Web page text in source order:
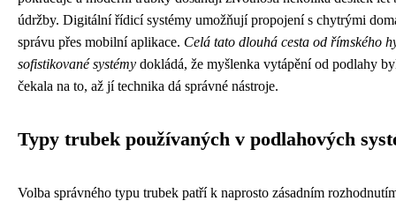
údržby. Digitální řídicí systémy umožňují propojení s chytrými
správu přes mobilní aplikace. Celá tato dlouhá cesta od římského
sofistikované systémy dokládá, že myšlenka vytápění od podlahy
čekala na to, až jí technika dá správné nástroje.
Typy trubek používaných v podlahových
Volba správného typu trubek patří k naprosto zásadním